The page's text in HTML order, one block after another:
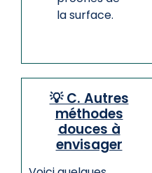
la surface.
💡 C. Autres
méthodes
douces à
envisager